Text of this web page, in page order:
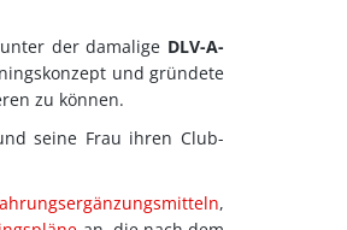
der damalige DLV-A-
und gründete
zu können.
seine Frau ihren Club-
,